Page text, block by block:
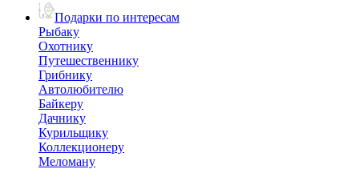
Подарки по интересам
Рыбаку
Охотнику
Путешественнику
Грибнику
Автолюбителю
Байкеру
Дачнику
Курильщику
Коллекционеру
Меломану